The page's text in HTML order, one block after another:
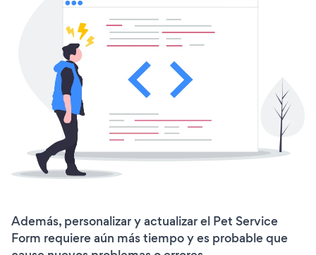
Además, personalizar y actualizar el Pet Service
Form requiere aún más tiempo y es probable que